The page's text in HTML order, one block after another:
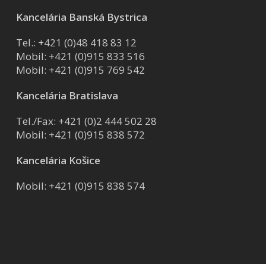
Kancelária Banská Bystrica
Tel.: +421 (0)48 418 83 12
Mobil: +421 (0)915 833 516
Mobil: +421 (0)915 769 542
Kancelária Bratislava
Tel./Fax: +421 (0)2 444 502 28
Mobil: +421 (0)915 838 572
Kancelária Košice
Mobil: +421 (0)915 838 574